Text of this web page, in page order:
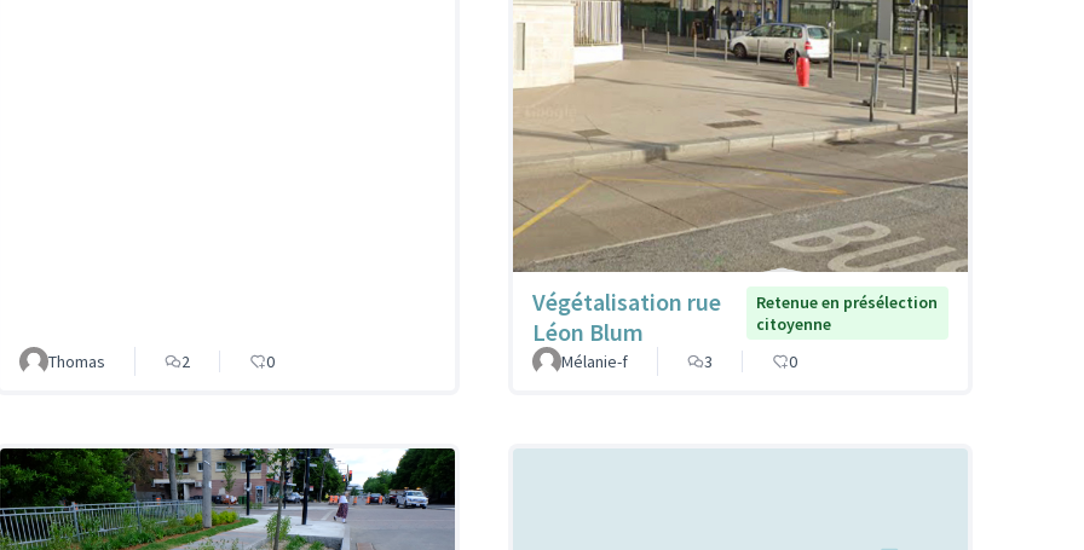
Thomas 2 0
Végétalisation rue
Léon Blum
Retenue en présélection
citoyenne
Mélanie-f
3 0